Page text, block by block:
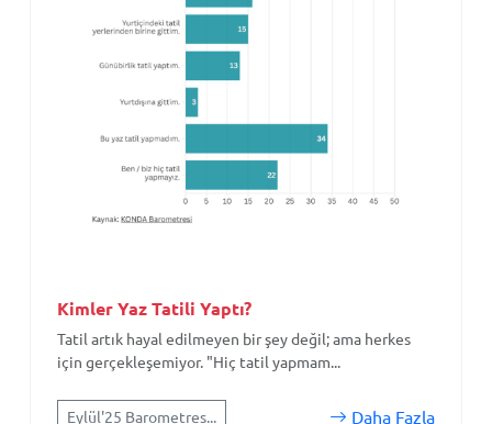
Kimler Yaz Tatili Yaptı?
Tatil artık hayal edilmeyen bir şey değil; ama herkes
için gerçekleşemiyor. "Hiç tatil yapmam...
Eylül'25 Barometres... Daha Fazla